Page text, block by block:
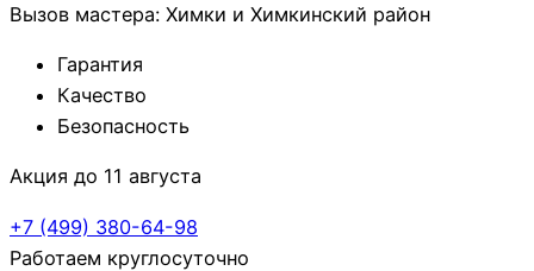
Вызов мастера: Химки и Химкинский район
Гарантия
Качество
Безопасность
Акция до 11 августа
+7 (499) 380-64-98
Работаем круглосуточно